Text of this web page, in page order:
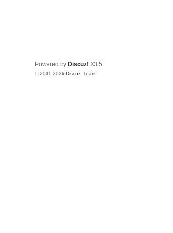
Powered by Discuz! X3.5
© 2001-2026 Discuz! Team